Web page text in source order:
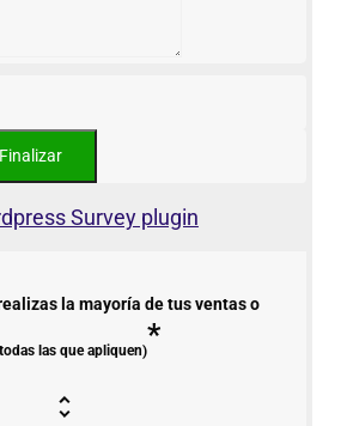
Survey plugin
la mayoría de tus ventas o
las que apliquen)*